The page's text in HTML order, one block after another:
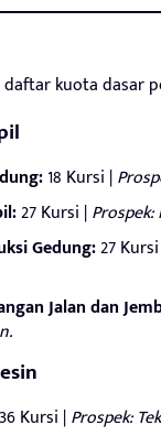
kuota dasar
18 Kursi |
27 Kursi |
Gedung:27
Jalan dan
36 Kursi |Prospek: